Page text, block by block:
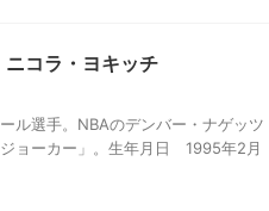
ニコラ・ヨキッチ
ル選手。NBAのデンバー・ナゲッツ
ョーカー」。生年月日 1995年2月